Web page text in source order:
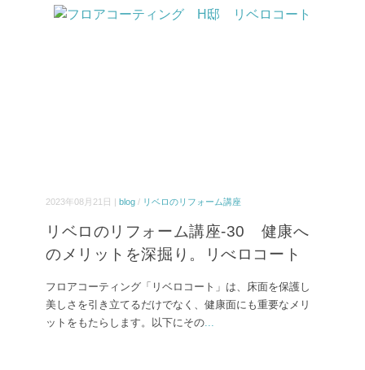
2023年08月21日 | blog / リベロのリフォーム講座
リベロのリフォーム講座-30 健康へ
のメリットを深掘り。リべロコート
フロアコーティング「リベロコート」は、床面を保護し
美しさを引き立てるだけでなく、健康面にも重要なメリ
ットをもたらします。以下にその...